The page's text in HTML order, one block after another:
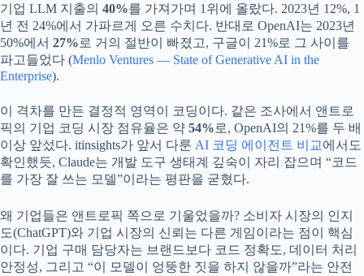
기업 LLM 지출의 40%를 가져가며 1위에 올랐다. 2023년 12%, 1
년 전 24%에서 가파르게 오른 수치다. 반대로 OpenAI는 2023년
50%에서 27% 로 거의 절반이 빠졌고, 구글이 21%로 그 사이를
파고들었다 (Menlo Ventures — State of Generative AI in the
Enterprise).
이 격차를 만든 결정적 영역이 코딩이다. 같은 조사에서 앤트로
픽의 기업 코딩 시장 점유율은 약 54% 로, OpenAI의 21%를 두 배
이상 앞섰다. itinsights가 앞서 다룬 AI 코딩 에이전트 비교에서도
확인했듯, Claude는 개발 도구 생태계 깊숙이 자리 잡으며 “코드
를 가장 잘 쓰는 모델”이라는 평판을 굳혔다.
왜 기업들은 앤트로픽 쪽으로 기울었을까? 소비자 시장의 인지
도(ChatGPT)와 기업 시장의 신뢰는 다른 게임이라는 점이 핵심
이다. 기업 구매 담당자는 브랜드보다 코드 정확도, 데이터 처리
안정성, 그리고 “이 모델이 엉뚱한 짓을 하지 않을까”라는 안전